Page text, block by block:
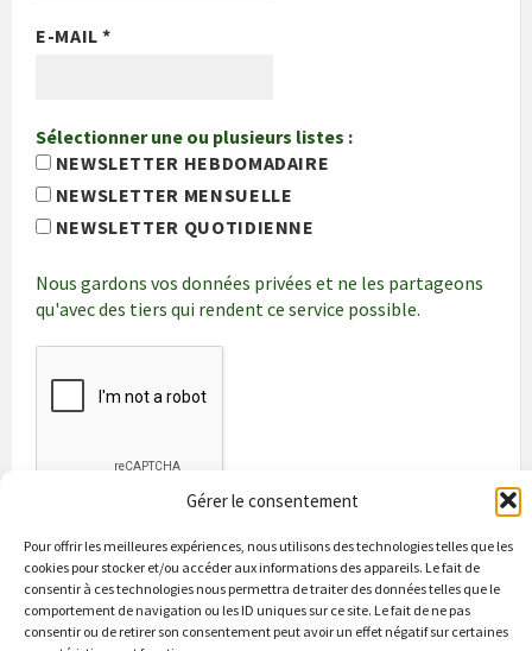
Gérer le consentement
Pour offrir les meilleures expériences, nous utilisons des technologies telles que les
cookies pour stocker et/ou accéder aux informations des appareils. Le fait de
consentir à ces technologies nous permettra de traiter des données telles que le
comportement de navigation ou les ID uniques sur ce site. Le fait de ne pas
consentir ou de retirer son consentement peut avoir un effet négatif sur certaines
E-MAIL*
Sélectionner une ou plusieurs listes :
NEWSLETTER HEBDOMADAIRE
NEWSLETTER MENSUELLE
NEWSLETTER QUOTIDIENNE
Nous gardons vos données privées et ne les partageons
qu'avec des tiers qui rendent ce service possible.